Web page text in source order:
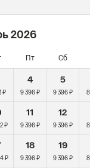
2026
Пт Сб
₽
4
9 396 ₽
5
9 396 ₽
₽
11
9 396 ₽
12
9 396 ₽
₽
18
9 396 ₽
19
9 396 ₽